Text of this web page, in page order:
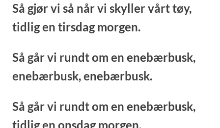
Så gjør vi så når vi skyller vårt tøy,
tidlig en tirsdag morgen.
Så går vi rundt om en enebærbusk,
enebærbusk,enebærbusk.
Så går vi rundt om en enebærbusk,
tidlig en onsdag morgen.